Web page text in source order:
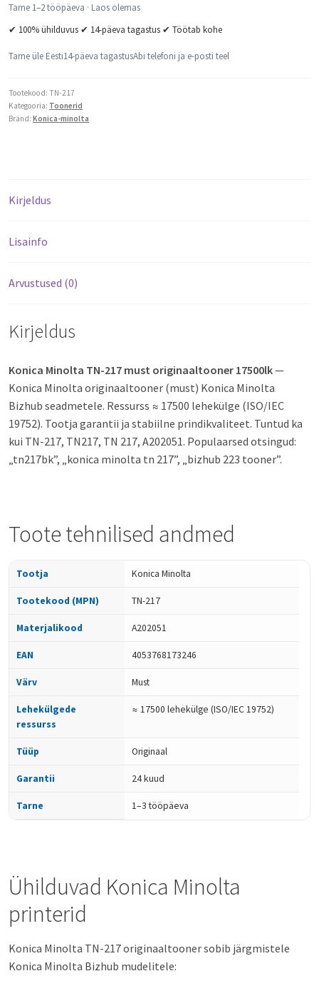
Tarne 1–2 tööpäeva · Laos olemas
✔ 100% ühilduvus ✔ 14-päeva tagastus ✔ Töötab kohe
Tarne üle Eesti14-päeva tagastusAbi telefoni ja e-posti teel
Tootekood: TN-217
Kategooria: Toonerid
Bränd: Konica-minolta
Kirjeldus
Lisainfo
Arvustused (0)
Kirjeldus
Konica Minolta TN-217 must originaaltooner 17500lk—
Konica Minolta originaaltooner (must) Konica Minolta
Bizhub seadmetele. Ressurss ≈ 17500 lehekülge (ISO/IEC
19752). Tootja garantii ja stabiilne prindikvaliteet. Tuntud ka
kui TN-217, TN217, TN 217, A202051. Populaarsed otsingud:
„tn217bk”, „konica minolta tn 217”, „bizhub 223 tooner”.
Toote tehnilised andmed
Tootja Konica Minolta
Tootekood (MPN) TN-217
Materjalikood A202051
EAN 4053768173246
Värv Must
Lehekülgede
ressurss
≈ 17500 lehekülge (ISO/IEC 19752)
Tüüp Originaal
Garantii 24 kuud
Tarne 1–3 tööpäeva
Ühilduvad Konica Minolta
printerid
Konica Minolta TN-217 originaaltooner sobib järgmistele
Konica Minolta Bizhub mudelitele: